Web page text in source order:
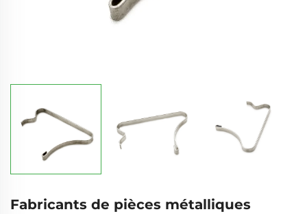
Fabricants de pièces métalliques